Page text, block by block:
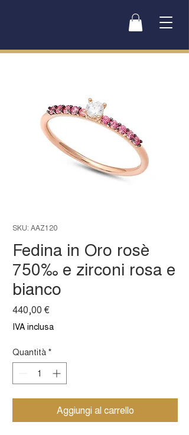
SKU: AAZ120
Fedina in Oro rosè
750‰ e zirconi rosa e
bianco
440,00 €Prezzo
IVA inclusa
Quantità *
Aggiungi al carrello